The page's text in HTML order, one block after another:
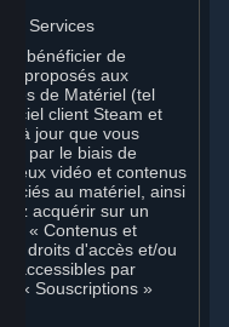
et Services
bénéficier de
proposés aux
de Matériel (tel
client Steam et
à jour que vous
par le biais de
jeux vidéo et contenus
au matériel, ainsi
acquérir sur un
« Contenus et
droits d'accès et/ou
accessibles par
« Souscriptions »